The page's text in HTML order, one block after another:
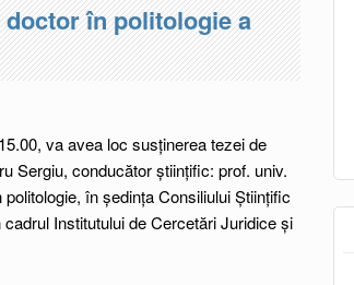
în politologie a
va avea loc susţinerea tezei de
Sergiu, conducător ştiinţific: prof. univ.
în ședința Consiliului Ştiinţific
Institutului de Cercetări Juridice și